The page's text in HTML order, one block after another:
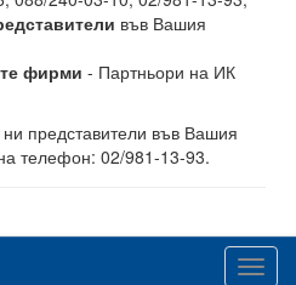
във Вашия
фирми - Партньори на ИК
представители във Вашия
телефон: 02/981-13-93.